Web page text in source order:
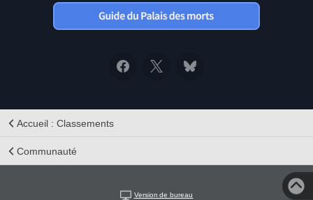
Accueil : Classements
Communauté
Version de bureau